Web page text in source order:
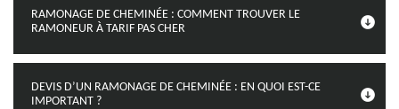
RAMONAGE DE CHEMINÉE : COMMENT TROUVER LE
RAMONEUR À TARIF PAS CHER
DEVIS D’UN RAMONAGE DE CHEMINÉE : EN QUOI EST-CE
IMPORTANT ?